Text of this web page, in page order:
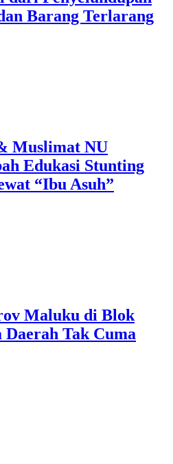
Barang Terlarang
Muslimat NU
Edukasi Stunting
“Ibu Asuh”
Maluku di Blok
Tak Cuma